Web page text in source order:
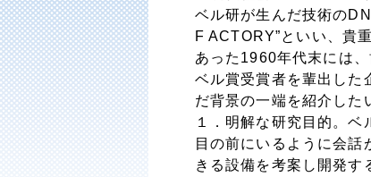
ベル研が生んだ技術の
F ACTORY”といい、貴
あった1960年代末には
ベル賞受賞者を輩出した
だ背景の一端を紹介した
１．明解な研究目的。
目の前にいるように会
きる設備を考案し開発す